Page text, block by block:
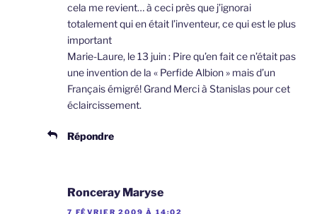
cela me revient… à ceci près que j’ignorai
totalement qui en était l’inventeur, ce qui est le plus
important
Marie-Laure, le 13 juin : Pire qu’en fait ce n’était pas
une invention de la « Perfide Albion » mais d’un
Français émigré! Grand Merci à Stanislas pour cet
éclaircissement.
Répondre
Ronceray Maryse
7 FÉVRIER 2009 À 14:02